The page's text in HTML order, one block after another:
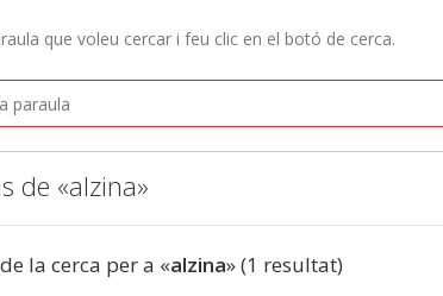
que voleu cercar i feu clic en el botó de cerca.
de «alzina»
la cerca per a «alzina» (1 resultat)